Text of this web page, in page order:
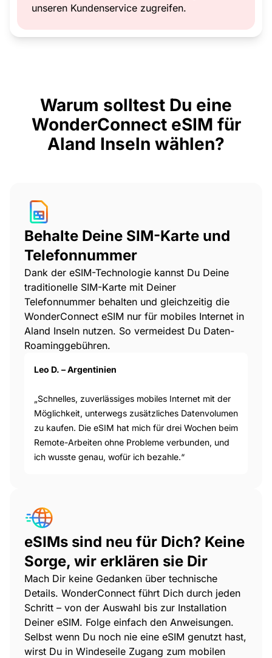
unseren Kundenservice zugreifen.
Warum solltest Du eine
WonderConnect eSIM für
Aland Inseln wählen?
Behalte Deine SIM-Karte und
Telefonnummer
Dank der eSIM-Technologie kannst Du Deine
traditionelle SIM-Karte mit Deiner
Telefonnummer behalten und gleichzeitig die
WonderConnect eSIM nur für mobiles Internet in
Aland Inseln nutzen. So vermeidest Du Daten-
Roaminggebühren.
Leo D. – Argentinien
„Schnelles, zuverlässiges mobiles Internet mit der
Möglichkeit, unterwegs zusätzliches Datenvolumen
zu kaufen. Die eSIM hat mich für drei Wochen beim
Remote-Arbeiten ohne Probleme verbunden, und
ich wusste genau, wofür ich bezahle.“
eSIMs sind neu für Dich? Keine
Sorge, wir erklären sie Dir
Mach Dir keine Gedanken über technische
Details. WonderConnect führt Dich durch jeden
Schritt – von der Auswahl bis zur Installation
Deiner eSIM. Folge einfach den Anweisungen.
Selbst wenn Du noch nie eine eSIM genutzt hast,
wirst Du in Windeseile Zugang zum mobilen